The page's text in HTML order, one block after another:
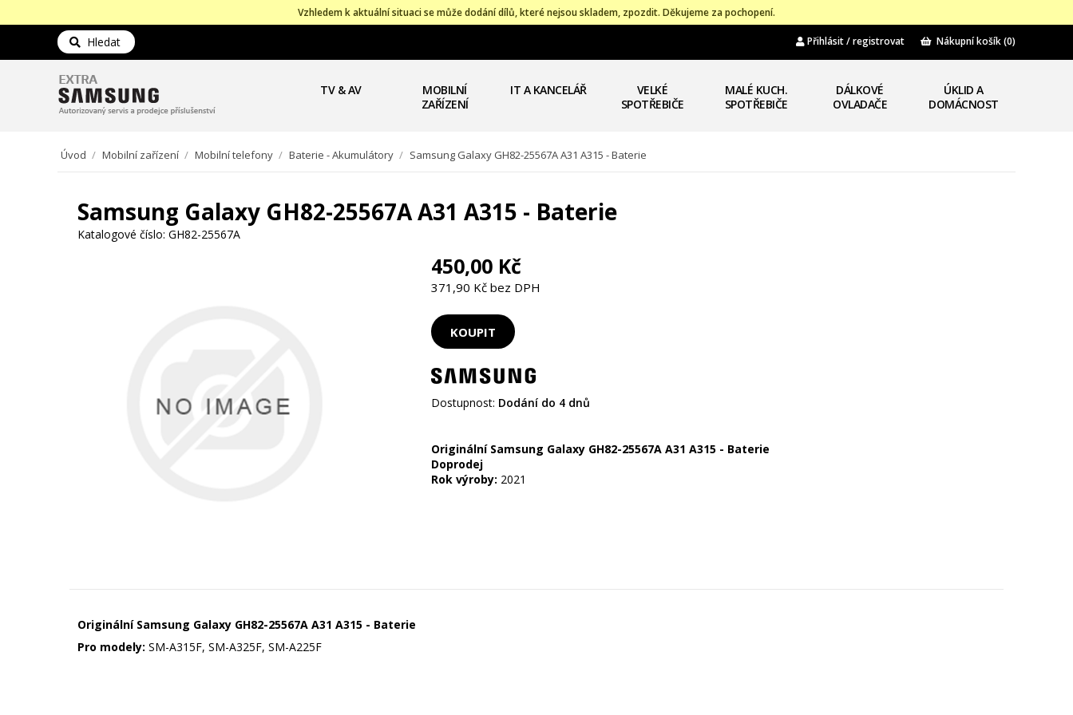
Vzhledem k aktuální situaci se může dodání dílů, které nejsou skladem, zpozdit. Děkujeme za pochopení.
Hledat Přihlásit / registrovat Nákupní košík(0)
TV & AV
MOBILNÍ
ZAŘÍZENÍ
IT A KANCELÁŘ
VELKÉ
SPOTŘEBIČE
MALÉ KUCH.
SPOTŘEBIČE
DÁLKOVÉ
OVLADAČE
ÚKLID A
DOMÁCNOST
Úvod / Mobilní zařízení / Mobilní telefony / Baterie - Akumulátory / Samsung Galaxy GH82-25567A A31 A315 - Baterie
Samsung Galaxy GH82-25567A A31 A315 - Baterie
Katalogové číslo: GH82-25567A
450,00 Kč
371,90 Kč bez DPH
Dostupnost: Dodání do 4 dnů
Originální Samsung Galaxy GH82-25567A A31 A315 - Baterie
Doprodej
Rok výroby: 2021
Originální Samsung Galaxy GH82-25567A A31 A315 - Baterie
Pro modely: SM-A315F, SM-A325F, SM-A225F